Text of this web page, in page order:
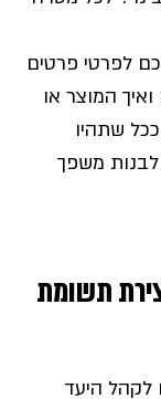
לפרטי פרטים
המוצר או
שתהיו
לבנות משפך
תשומת
לקהל היעד